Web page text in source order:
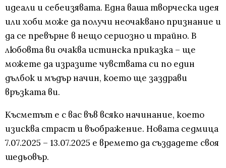
идеали и себеизявата. Една ваша творческа идея
или хоби може да получи неочаквано признание и
да се превърне в нещо сериозно и трайно. В
любовта ви очаква истинска приказка – ще
можете да изразите чувствата си по един
дълбок и мъдър начин, което ще заздрави
връзката ви.
Късметът е с вас във всяко начинание, което
изисква страст и въображение. Новата седмица
7.07.2025 – 13.07.2025 е времето да създадете своя
шедьовър.